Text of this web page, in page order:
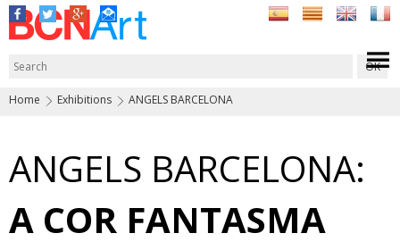
Home Exhibitions ANGELS BARCELONA
ANGELS BARCELONA:
A COR FANTASMA